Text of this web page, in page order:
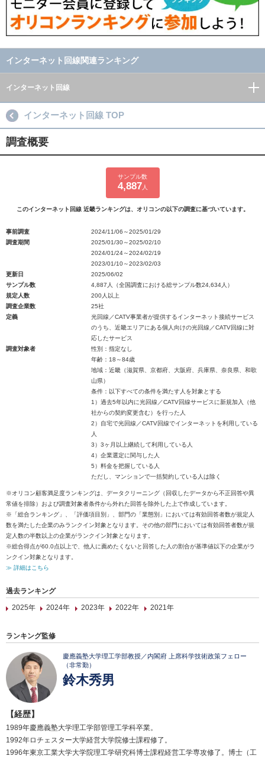
インターネット回線関連ランキング
インターネット回線
インターネット回線 TOP
調査概要
サンプル数
4,887 人
このインターネット回線 近畿ランキングは、オリコンの以下の調査に基づいています。
事前調査
2024/11/06～2025/01/29
調査期間
2025/01/30～2025/02/10
2024/01/24～2024/02/19
2023/01/10～2023/02/03
更新日
2025/06/02
サンプル数
4,887人（全国調査における総サンプル数24,634人）
規定人数
200人以上
調査企業数
25社
定義
光回線／CATV事業者が提供するインターネット接続サービス
のうち、近畿エリアにある個人向けの光回線／CATV回線に対
応したサービス
調査対象者
性別：指定なし
年齢：18～84歳
地域：近畿（滋賀県、京都府、大阪府、兵庫県、奈良県、和歌
山県）
条件：以下すべての条件を満たす人を対象とする
1）過去5年以内に光回線／CATV回線サービスに新規加入（他
社からの契約変更含む）を行った人
2）自宅で光回線／CATV回線でインターネットを利用している
人
3）3ヶ月以上継続して利用している人
4）企業選定に関与した人
5）料金を把握している人
ただし、マンションで一括契約している人は除く
※オリコン顧客満足度ランキングは、データクリーニング（回収したデータから不正回答や異
常値を排除）および調査対象者条件から外れた回答を除外した上で作成しています。
※「総合ランキング」、「評価項目別」、部門の「業態別」においては有効回答者数が規定人
数を満たした企業のみランクイン対象となります。その他の部門においては有効回答者数が規
定人数の半数以上の企業がランクイン対象となります。
※総合得点が60.0点以上で、他人に薦めたくないと回答した人の割合が基準値以下の企業がラ
ンクイン対象となります。
≫ 詳細はこちら
過去ランキング
2025年
2024年 2023年 2022年 2021年
ランキング監修
慶應義塾大学理工学部教授／内閣府 上席科学技術政策フェロー
（非常勤）
鈴木秀男
【経歴】
1989年慶應義塾大学理工学部管理工学科卒業。
1992年ロチェスター大学経営大学院修士課程修了。
1996年東京工業大学大学院理工学研究科博士課程経営工学専攻修了。博士（工